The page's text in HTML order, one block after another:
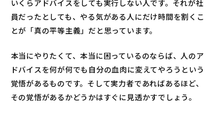
いくらアドバイスをしても実行しない人です。それが社
員だったとしても、やる気がある人にだけ時間を割くこ
とが「真の平等主義」だと思っています。
本当にやりたくて、本当に困っているのならば、人のア
ドバイスを何が何でも自分の血肉に変えてやろうという
覚悟があるものです。そして実力者であればあるほど、
その覚悟があるかどうかはすぐに見透かすでしょう。